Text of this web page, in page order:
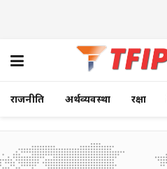
राजनीति अर्थव्यवस्था रक्षा